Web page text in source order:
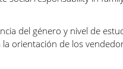
del género y nivel de
la orientación de los